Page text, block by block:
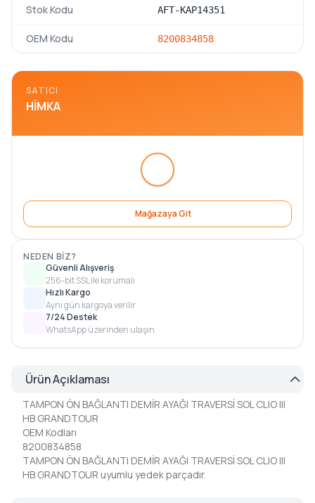
Stok Kodu AFT-KAP14351
OEM Kodu 8200834858
SATICI
HIMKA
Mağazaya Git
NEDEN BIZ?
Güvenli Alışveriş
256-bit SSL ile korumalı
Hızlı Kargo
Aynı gün kargoya verilir
7/24 Destek
WhatsApp üzerinden ulaşın
Ürün Açıklaması
TAMPON ÖN BAĞLANTI DEMİR AYAĞI TRAVERSİ SOL CLIO III
HB GRANDTOUR
OEM Kodları
8200834858
TAMPON ÖN BAĞLANTI DEMİR AYAĞI TRAVERSİ SOL CLIO III
HB GRANDTOUR uyumlu yedek parçadır.